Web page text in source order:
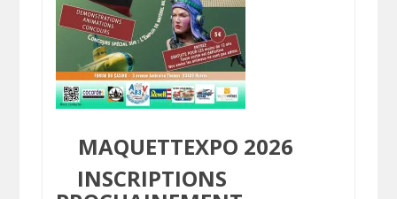
MAQUETTEXPO 2026
INSCRIPTIONS